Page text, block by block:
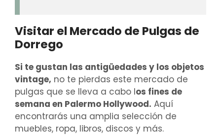
Visitar el Mercado de Pulgas de
Dorrego
Si te gustan las antigüedades y los objetos
vintage, no te pierdas este mercado de
pulgas que se lleva a cabo los fines de
semana en Palermo Hollywood. Aquí
encontrarás una amplia selección de
muebles, ropa, libros, discos y más.